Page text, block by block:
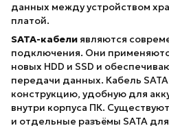
данных между устройством
платой.
SATA-кабели являются
подключения. Они
новых HDD и SSD и
передачи данных. Кабель
конструкцию, удобную для
внутри корпуса ПК.
и отдельные разъёмы SATA